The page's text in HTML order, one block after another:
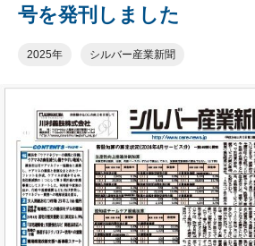
号を発刊しました
2025年 シルバー産業新聞